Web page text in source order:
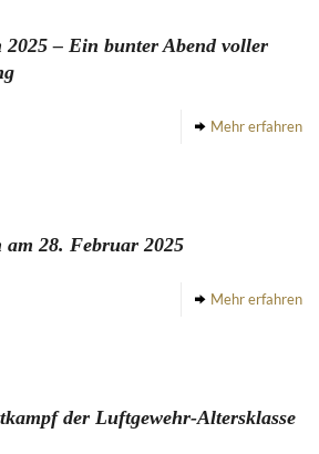
2025 – Ein bunter Abend voller
Mehr erfahren
am 28. Februar 2025
Mehr erfahren
der Luftgewehr-Altersklasse